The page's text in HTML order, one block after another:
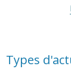
Types